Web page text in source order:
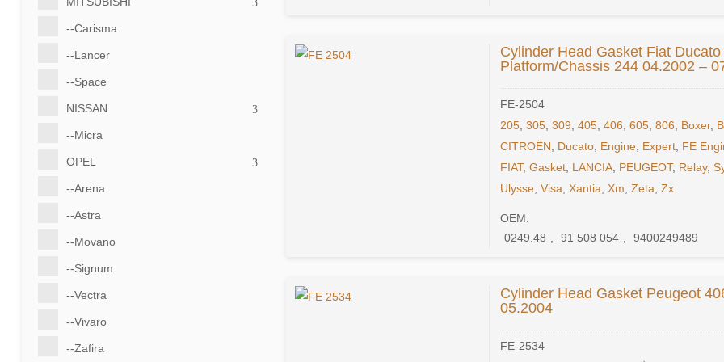
--Carisma
--Lancer
--Space
NISSAN
--Micra
OPEL
--Arena
--Astra
--Movano
--Signum
--Vectra
--Vivaro
--Zafira
Cylinder Head Gasket Fiat Ducato
Platform/Chassis 244 04.2002 –
FE-2504
205 ,305 ,309 ,405 ,406 ,605 ,806 Boxer,
CITROËN
Ducato Engine Expert FE
FIAT,Gasket LANCIA PEUGEOT, Relay,
Ulysse ,Visa ,Xantia ,Xm ,Zeta ,Zx
OEM:
0249.48
91 508 054 9400249489
Cylinder Head Gasket Peugeot
05.2004
FE-2534